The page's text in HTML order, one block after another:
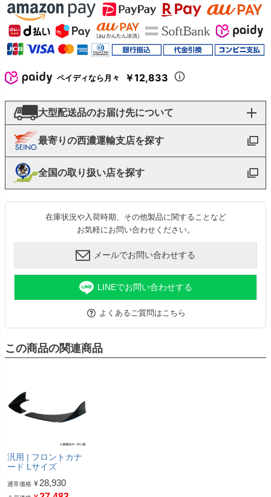
ペイディなら月々 ￥12,833
大型配送品のお届け先について
最寄りの西濃運輸支店を探す
全国の取り扱い店を探す
在庫状況や入荷時期、その他製品に関することなど
お気軽にお問い合わせください。
メールでお問い合わせする
LINEでお問い合わせする
よくあるご質問はこちら
この商品の関連商品
汎用 | フロントカナ
ード Lサイズ
通常価格 ¥ 28,930